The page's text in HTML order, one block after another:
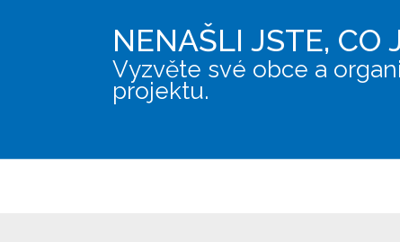
NENAŠLI JSTE, CO
Vyzvěte své obce a
projektu.